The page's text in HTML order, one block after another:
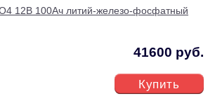
12В 100Ач литий-железо-фосфатный
41600 руб.
Купить